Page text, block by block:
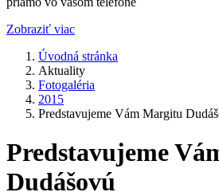
Zobraziť viac
Úvodná stránka
Aktuality
Fotogaléria
2015
Predstavujeme Vám Margitu
Predstavujeme
Dudášovú